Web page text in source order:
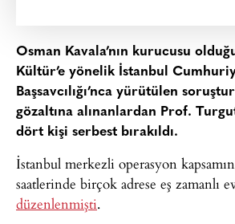
Osman Kavala’nın kurucusu
Kültür’e yönelik İstanbul
Başsavcılığı’nca yürütülen
gözaltına alınanlardan Prof.
dört kişi serbest bırakıldı.
İstanbul merkezli operasyon
saatlerinde birçok adrese eş zamanlı
düzenlenmişti.